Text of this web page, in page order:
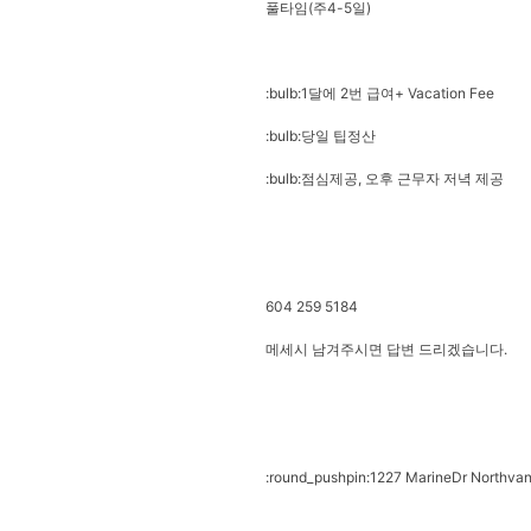
풀타임(주4-5일)
:bulb:1달에 2번 급여+ Vacation Fee
:bulb:당일 팁정산
:bulb:점심제공, 오후 근무자 저녁 제공
604 259 5184
메세시 남겨주시면 답변 드리겠습니다.
:round_pushpin:1227 MarineDr